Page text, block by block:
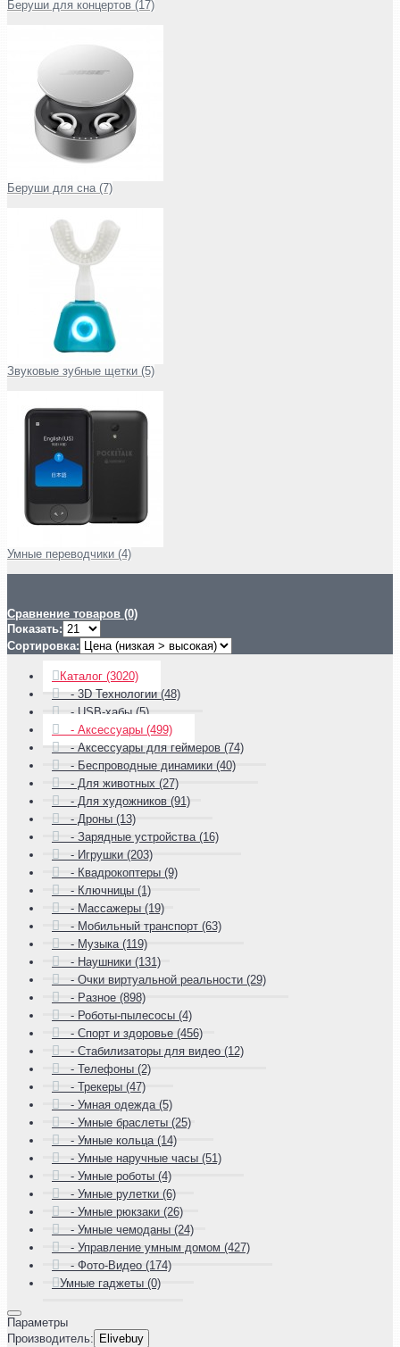
Беруши для концертов (17)
Беруши для сна (7)
Звуковые зубные щетки (5)
Умные переводчики (4)
Сравнение товаров (0)
Показать:
Сортировка:
Каталог (3020)
- 3D Технологии (48)
- USB-хабы (5)
- Аксессуары (499)
- Аксессуары для геймеров (74)
- Беспроводные динамики (40)
- Для животных (27)
- Для художников (91)
- Дроны (13)
- Зарядные устройства (16)
- Игрушки (203)
- Квадрокоптеры (9)
- Ключницы (1)
- Массажеры (19)
- Мобильный транспорт (63)
- Музыка (119)
- Наушники (131)
- Очки виртуальной реальности (29)
- Разное (898)
- Роботы-пылесосы (4)
- Спорт и здоровье (456)
- Стабилизаторы для видео (12)
- Телефоны (2)
- Трекеры (47)
- Умная одежда (5)
- Умные браслеты (25)
- Умные кольца (14)
- Умные наручные часы (51)
- Умные роботы (4)
- Умные рулетки (6)
- Умные рюкзаки (26)
- Умные чемоданы (24)
- Управление умным домом (427)
- Фото-Видео (174)
Умные гаджеты (0)
Параметры
Производитель: Elivebuy